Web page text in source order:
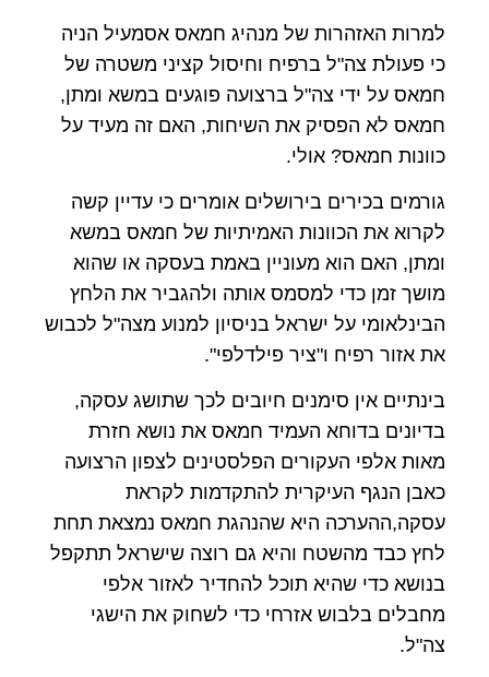
למרות האזהרות של מנהיג חמאס אסמעיל הניה
כי פעולת צה"ל ברפיח וחיסול קציני משטרה של
חמאס על ידי צה"ל ברצועה פוגעים במשא ומתן,
חמאס לא הפסיק את השיחות, האם זה מעיד על
כוונות חמאס? אולי.
גורמים בכירים בירושלים אומרים כי עדיין קשה
לקרוא את הכוונות האמיתיות של חמאס במשא
ומתן, האם הוא מעוניין באמת בעסקה או שהוא
מושך זמן כדי למסמס אותה ולהגביר את הלחץ
הבינלאומי על ישראל בניסיון למנוע מצה"ל לכבוש
את אזור רפיח ו"ציר פילדלפי".
בינתיים אין סימנים חיובים לכך שתושג עסקה,
בדיונים בדוחא העמיד חמאס את נושא חזרת
מאות אלפי העקורים הפלסטינים לצפון הרצועה
כאבן הנגף העיקרית להתקדמות לקראת
עסקה,ההערכה היא שהנהגת חמאס נמצאת תחת
לחץ כבד מהשטח והיא גם רוצה שישראל תתקפל
בנושא כדי שהיא תוכל להחדיר לאזור אלפי
מחבלים בלבוש אזרחי כדי לשחוק את הישגי
צה"ל.